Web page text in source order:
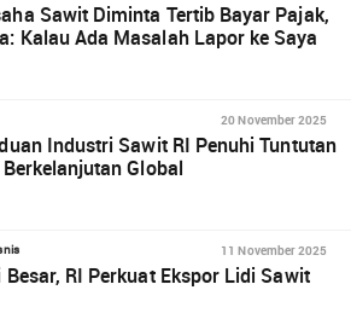
Sawit Diminta Tertib Bayar Pajak,
Kalau Ada Masalah Lapor ke Saya
20 November 2025
Industri Sawit RI Penuhi Tuntutan
Global
11 November 2025
Besar, RI Perkuat Ekspor Lidi Sawit